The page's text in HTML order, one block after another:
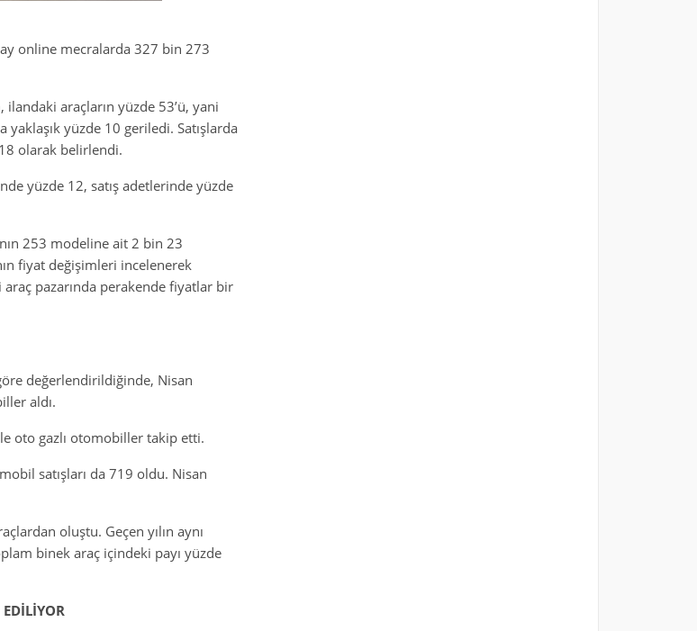
online mecralarda 327 bin 273
ilandaki araçların yüzde 53’ü, yani
yaklaşık yüzde 10 geriledi. Satışlarda
olarak belirlendi.
yüzde 12, satış adetlerinde yüzde
253 modeline ait 2 bin 23
fiyat değişimleri incelenerek
pazarında perakende fiyatlar bir
değerlendirildiğinde, Nisan
aldı.
oto gazlı otomobiller takip etti.
satışları da 719 oldu. Nisan
oluştu. Geçen yılın aynı
binek araç içindeki payı yüzde